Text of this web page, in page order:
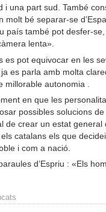
i una part sud. També
molt bé separar-se
país també pot desfer-
lenta».
es pot equivocar en les
ja es parla amb molta
millorable autonomia .
en que les
possibles solucions
de crear un estat
catalans els que
i com a nació.
d’Espriu : «Els